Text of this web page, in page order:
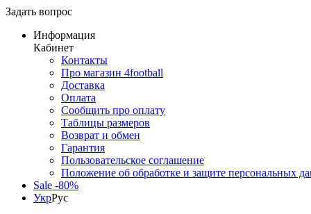
Задать вопрос
Информация
Кабинет
Контакты
Про магазин 4football
Доставка
Оплата
Сообщить про оплату
Таблицы размеров
Возврат и обмен
Гарантия
Пользовательское соглашение
Положение об обработке и защите персональных
Sale -80%
УкрРус